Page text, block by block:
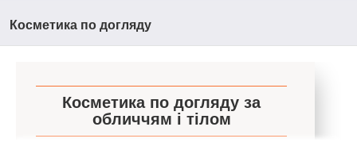
Косметика по догляду
Косметика по догляду за
обличчям і тілом